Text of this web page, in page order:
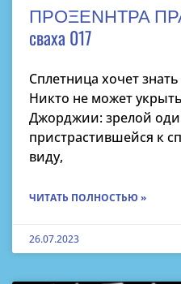
ΠΡΟΞΕΝΗΤΡΑ
сваха 017
Сплетница хочет
Никто не может
Джорджии: зрелой
пристрастившейся к
виду,
ЧИТАТЬ ПОЛНОСТЬЮ »
26.07.2023